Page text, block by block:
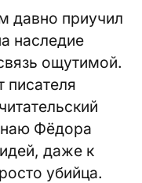
давно приучил
наследие
ощутимой.
Фёдора
даже к
убийца.